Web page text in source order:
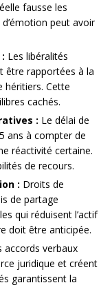
fausse les
peut avoir
Les libéralités
être rapportées à la
héritiers. Cette
cachés.
: Le délai de
ans à compter de
réactivité certaine.
de recours.
: Droits de
de partage
qui réduisent l’actif
doit être anticipée.
accords verbaux
juridique et créent
garantissent la